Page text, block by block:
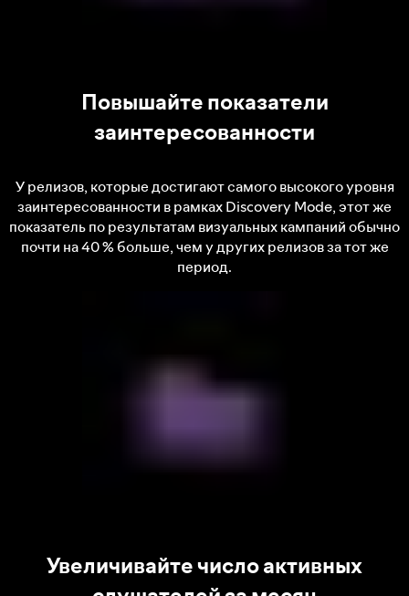
Повышайте показатели
заинтересованности
У релизов, которые достигают самого высокого уровня
заинтересованности в рамках Discovery Mode, этот же
показатель по результатам визуальных кампаний обычно
почти на 40 % больше, чем у других релизов за тот же
период.
Увеличивайте число активных